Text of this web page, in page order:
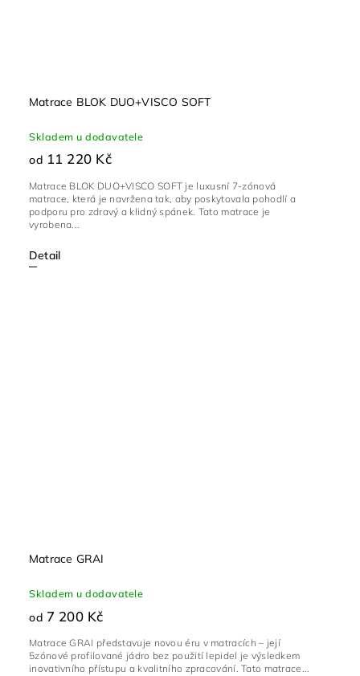
Matrace BLOK DUO+VISCO SOFT
Skladem u dodavatele
od 11 220 Kč
Detail
Matrace BLOK DUO+VISCO SOFT je luxusní 7-zónová
matrace, která je navržena tak, aby poskytovala pohodlí a
podporu pro zdravý a klidný spánek. Tato matrace je
vyrobena...
Matrace GRAI
Skladem u dodavatele
od 7 200 Kč
Matrace GRAI představuje novou éru v matracích – její
5zónové profilované jádro bez použití lepidel je výsledkem
inovativního přístupu a kvalitního zpracování. Tato matrace...